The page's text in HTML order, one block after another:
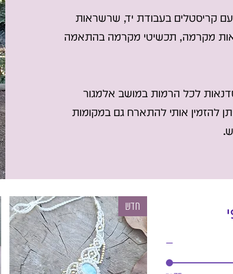
קריסטלים בעבודת יד, שרשראות
מקרמה, תכשיטי מקרמה בהתאמה
לכל הרמות במושב אלמגור
להזמין אותי להתארח גם במקומות
חדש